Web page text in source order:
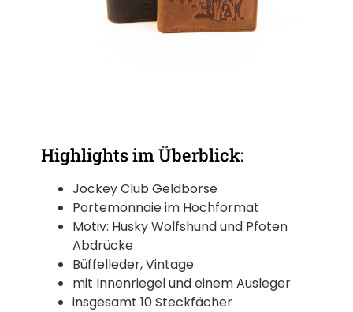
Highlights im Überblick:
Jockey Club Geldbörse
Portemonnaie im Hochformat
Motiv: Husky Wolfshund und Pfoten
Abdrücke
Büffelleder, Vintage
mit Innenriegel und einem Ausleger
insgesamt 10 Steckfächer